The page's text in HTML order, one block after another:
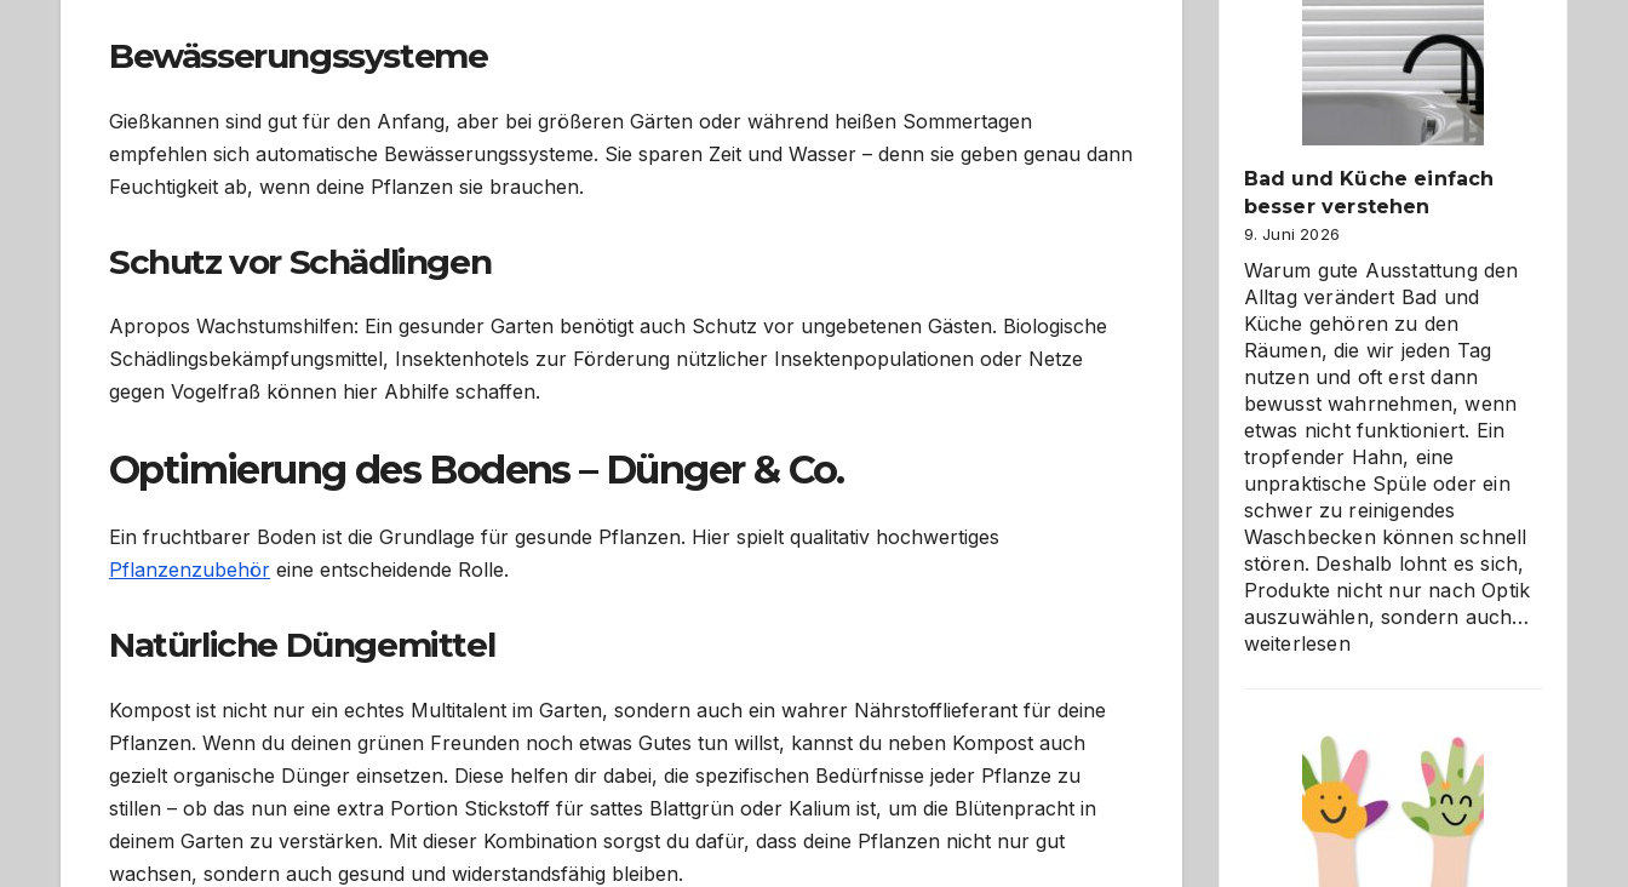
Bewässerungssysteme
Gießkannen sind gut für den Anfang, aber bei größeren Gärten oder während heißen Sommertagen
empfehlen sich automatische Bewässerungssysteme. Sie sparen Zeit und Wasser – denn sie geben genau dann
Feuchtigkeit ab, wenn deine Pflanzen sie brauchen.
Schutz vor Schädlingen
Apropos Wachstumshilfen: Ein gesunder Garten benötigt auch Schutz vor ungebetenen Gästen. Biologische
Schädlingsbekämpfungsmittel, Insektenhotels zur Förderung nützlicher Insektenpopulationen oder Netze
gegen Vogelfraß können hier Abhilfe schaffen.
Optimierung des Bodens – Dünger & Co.
Ein fruchtbarer Boden ist die Grundlage für gesunde Pflanzen. Hier spielt qualitativ hochwertiges
Pflanzenzubehör eine entscheidende Rolle.
Natürliche Düngemittel
Kompost ist nicht nur ein echtes Multitalent im Garten, sondern auch ein wahrer Nährstofflieferant für deine
Pflanzen. Wenn du deinen grünen Freunden noch etwas Gutes tun willst, kannst du neben Kompost auch
gezielt organische Dünger einsetzen. Diese helfen dir dabei, die spezifischen Bedürfnisse jeder Pflanze zu
stillen – ob das nun eine extra Portion Stickstoff für sattes Blattgrün oder Kalium ist, um die Blütenpracht in
deinem Garten zu verstärken. Mit dieser Kombination sorgst du dafür, dass deine Pflanzen nicht nur gut
wachsen, sondern auch gesund und widerstandsfähig bleiben.
Bad und Küche einfach
besser verstehen
9. Juni 2026
Warum gute Ausstattung den
Alltag verändert Bad und
Küche gehören zu den
Räumen, die wir jeden Tag
nutzen und oft erst dann
bewusst wahrnehmen, wenn
etwas nicht funktioniert. Ein
tropfender Hahn, eine
unpraktische Spüle oder ein
schwer zu reinigendes
Waschbecken können schnell
stören. Deshalb lohnt es sich,
Produkte nicht nur nach Optik
auszuwählen, sondern auch…
weiterlesen